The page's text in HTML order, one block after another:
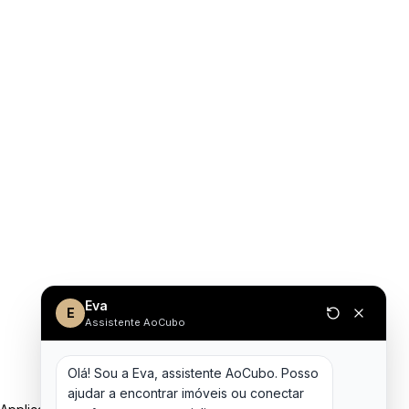
E Eva
Assistente AoCubo
Olá! Sou a Eva, assistente AoCubo. Posso
ajudar a encontrar imóveis ou conectar